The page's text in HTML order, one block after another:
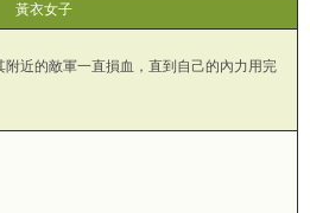
黃衣女子
附近的敵軍一直損血，直到自己的內力用完